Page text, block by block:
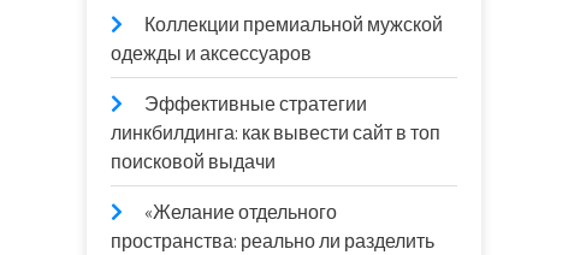
Коллекции премиальной мужской
одежды и аксессуаров
Эффективные стратегии
линкбилдинга: как вывести сайт в топ
поисковой выдачи
«Желание отдельного
пространства: реально ли разделить